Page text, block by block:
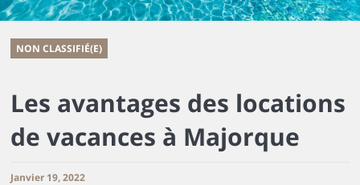
NON CLASSIFIÉ(E)
Les avantages des locations
de vacances à Majorque
Janvier 19, 2022